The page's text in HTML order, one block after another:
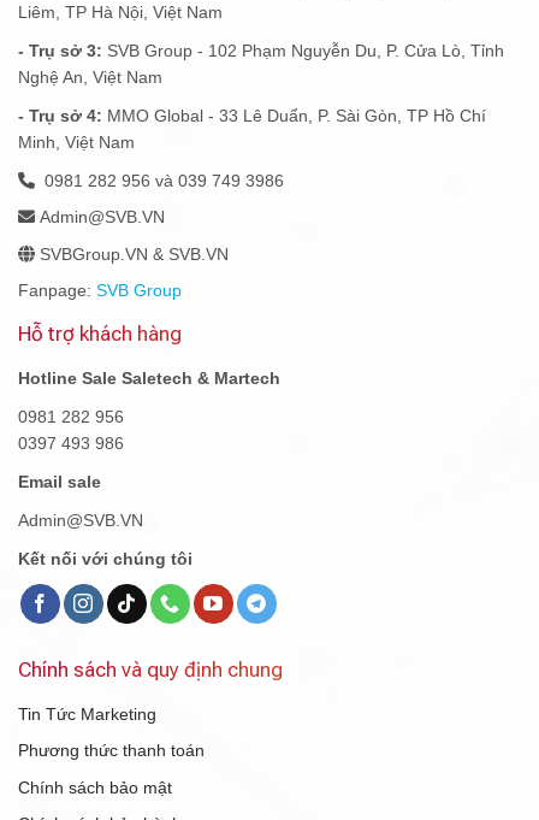
Liêm, TP Hà Nội, Việt Nam
- Trụ sở 3: SVB Group - 102 Phạm Nguyễn Du, P. Cửa Lò, Tỉnh
Nghệ An, Việt Nam
- Trụ sở 4: MMO Global - 33 Lê Duẩn, P. Sài Gòn, TP Hồ Chí
Minh, Việt Nam
0981 282 956 và 039 749 3986
Admin@SVB.VN
SVBGroup.VN & SVB.VN
Fanpage: SVB Group
Hỗ trợ khách hàng
Hotline Sale Saletech & Martech
0981 282 956
0397 493 986
Email sale
Admin@SVB.VN
Kết nối với chúng tôi
Chính sách và quy định chung
Tin Tức Marketing
Phương thức thanh toán
Chính sách bảo mật